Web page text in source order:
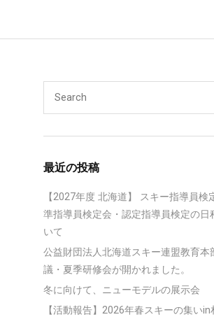
最近の投稿
【2027年度 北海道】 スキー指導員検
準指導員検定会・認定指導員検定の日
いて
公益財団法人北海道スキー連盟教育本
議・夏季研修会が開かれました。
冬に向けて、ニューモデルの展示会
【活動報告】2026年春スキーの集い